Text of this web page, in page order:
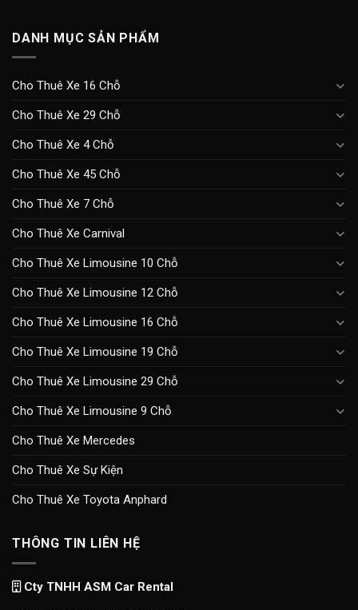
DANH MỤC SẢN PHẨM
Cho Thuê Xe 16 Chỗ
Cho Thuê Xe 29 Chỗ
Cho Thuê Xe 4 Chỗ
Cho Thuê Xe 45 Chỗ
Cho Thuê Xe 7 Chỗ
Cho Thuê Xe Carnival
Cho Thuê Xe Limousine 10 Chỗ
Cho Thuê Xe Limousine 12 Chỗ
Cho Thuê Xe Limousine 16 Chỗ
Cho Thuê Xe Limousine 19 Chỗ
Cho Thuê Xe Limousine 29 Chỗ
Cho Thuê Xe Limousine 9 Chỗ
Cho Thuê Xe Mercedes
Cho Thuê Xe Sự Kiện
Cho Thuê Xe Toyota Anphard
THÔNG TIN LIÊN HỆ
Cty TNHH ASM Car Rental